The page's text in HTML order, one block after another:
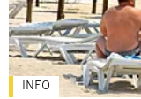
INFO